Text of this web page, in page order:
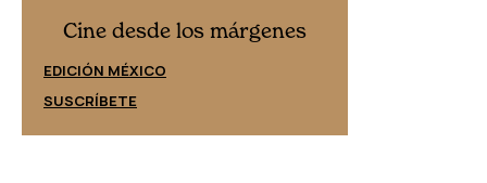
Cine desde los márgenes
EDICIÓN MÉXICO
SUSCRÍBETE